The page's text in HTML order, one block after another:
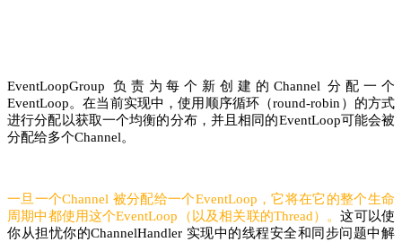
EventLoopGroup 负责为每个新创建的Channel 分配一个
EventLoop。在当前实现中，使用顺序循环（round-robin）的方式
进行分配以获取一个均衡的分布，并且相同的EventLoop可能会被
分配给多个Channel。
一旦一个Channel 被分配给一个EventLoop，它将在它的整个生命
周期中都使用这个EventLoop（以及相关联的Thread）。这可以使
你从担忧你的ChannelHandler 实现中的线程安全和同步问题中解